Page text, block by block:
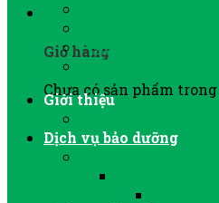
Giỏ hàng
Chưa có sản phẩm
BÌNH TÍCH ÁP
SỬA CHỮA, BẢO
Giới thiệu
Dịch vụ bảo dưỡng